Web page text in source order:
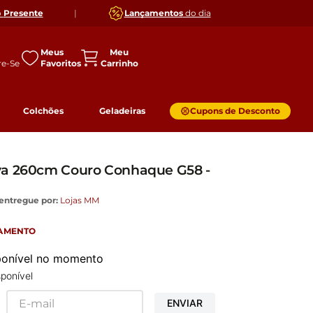
Presente | Lançamentosdo dia
Meus
Favoritos
Colchões Geladeiras Cupons de Desconto
260cm Couro Conhaque G58 -
por: Lojas MM
no momento
ENVIAR